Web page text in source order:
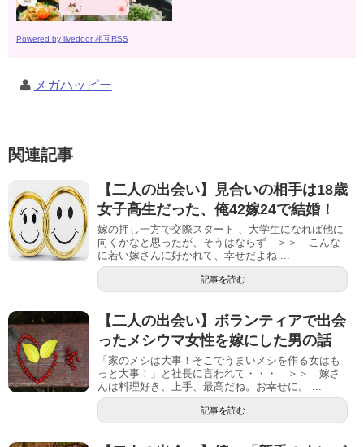
Powered by livedoor 相互RSS
メガハッピー
関連記事
【二人の出会い】見合いの相手は18歳
女子高生だった、俺42嫁24で結婚！
嫁の押し一方で交際スタート 、大学生になれば他に
向くかなと思ったが、そうはならず ＞＞ こんな
に若い嫁さんに好かれて、幸せだよね ...
記事を読む
【二人の出会い】ボランティアで出会
ったメシウマ女性を嫁にした男の話
「家のメシは大事！そこでうまいメシを作る女はも
っと大事！」と社長に言われて・・・ ＞＞ 嫁さ
んは料理好き、上手、最高だね。お幸せに。 ...
記事を読む